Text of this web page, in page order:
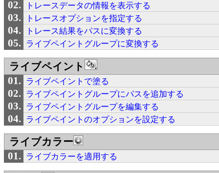
トレースデータの情報を表示する
トレースオプションを指定する
トレース結果をパスに変換する
ライブペイントグループに変換する
ライブペイント
ライブペイントで塗る
ライブペイントグループにパスを追加する
ライブペイントグループを編集する
ライブペイントのオプションを設定する
ライブカラー
ライブカラーを適用する